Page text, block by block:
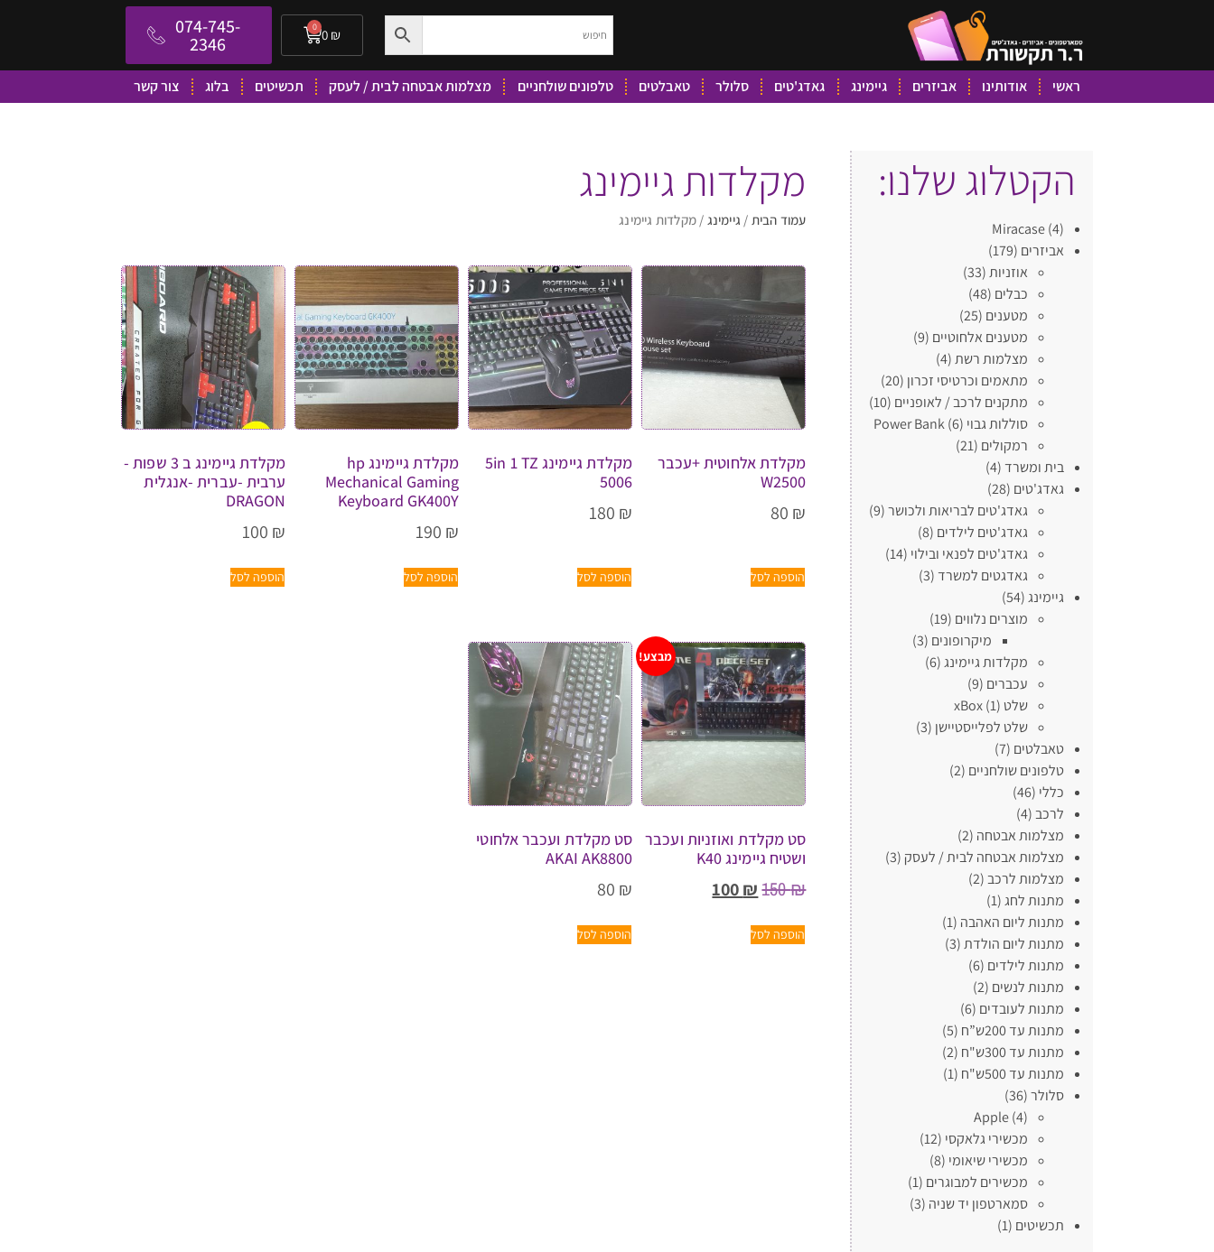
0 ₪
0
074-745-
2346
ראשי אודותינו אביזרים גיימינג גאדג'טים סלולר טאבלטים טלפונים שולחניים מצלמות אבטחה לבית / לעסק תכשיטים בלוג צור קשר
הקטלוג שלנו:
Miracase (4)
אביזרים (179)
אוזניות(33)
כבלים (48)
מטענים (25)
מטענים אלחוטיים (9)
מצלמות רשת(4)
מתאמים וכרטיסי זכרון (20)
מתקנים לרכב / לאופניים (10)
סוללות גבוי Power Bank (6)
רמקולים (21)
בית ומשרד(4)
גאדג'טים (28)
גאדג'טים לבריאות ולכושר(9)
גאדג'טים לילדים (8)
גאדג'טים לפנאי ובילוי (14)
גאדגטים למשרד(3)
גיימינג(54)
מוצרים נלווים (19)
מיקרופונים (3)
מקלדות גיימינג(6)
עכברים (9)
שלט xBox(1)
שלט לפלייסטיישן (3)
טאבלטים (7)
טלפונים שולחניים (2)
כללי (46)
לרכב(4)
מצלמות אבטחה (2)
מצלמות אבטחה לבית / לעסק (3)
מצלמות לרכב(2)
מתנות לחג(1)
מתנות ליום האהבה (1)
מתנות ליום הולדת(3)
מתנות לילדים (6)
מתנות לנשים (2)
מתנות לעובדים (6)
מתנות עד 200ש”ח
(5)
מתנות עד 300ש"ח
(2)
מתנות עד 500ש"ח
(1)
סלולר(36)
Apple (4)
מכשירי גלאקסי (12)
מכשירי שיאומי (8)
מכשירים למבוגרים (1)
סמארטפון יד שניה (3)
תכשיטים (1)
מקלדות גיימינג
עמוד הבית / גיימינג / מקלדות גיימינג
מקלדת אלחוטית +עכבר
W2500
80 ₪
הוספה לסל
מקלדת גיימינג 5in 1 TZ
5006
180 ₪
הוספה לסל
מקלדת גיימינג hp
Mechanical Gaming
Keyboard GK400Y
190 ₪
הוספה לסל
מקלדת גיימינג ב 3 שפות -
ערבית -עברית -אנגלית
DRAGON
100 ₪
הוספה לסל
מבצע!
סט מקלדת ואוזניות ועכבר
ושטיח גיימינג K40
150₪
100₪
הוספה לסל
סט מקלדת ועכבר אלחוטי
AKAI AK8800
80 ₪
הוספה לסל